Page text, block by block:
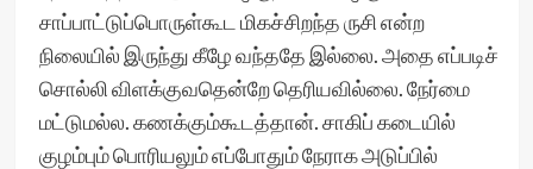
சாப்பாட்டுப்பொருள்கூட மிகச்சிறந்த ருசி என்ற
நிலையில் இருந்து கீழே வந்ததே இல்லை. அதை எப்படிச்
சொல்லி விளக்குவதென்றே தெரியவில்லை. நேர்மை
மட்டுமல்ல. கணக்கும்கூடத்தான். சாகிப் கடையில்
குழம்பும் பொரியலும் எப்போதும் நேராக அடுப்பில்